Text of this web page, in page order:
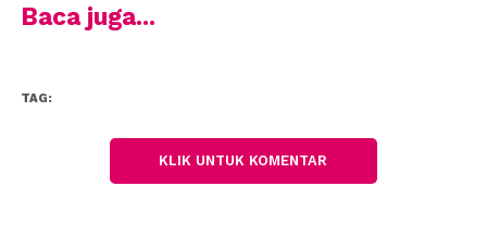
pendidikan sebagai instrumen utama membangun
berintegritas moral.
“Kami berkomitmen menghadirkan pendidikan
Baca juga...
TAG:
KLIK UNTUK KOMENTAR